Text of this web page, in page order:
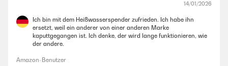
14/01/2026
Ich bin mit dem Heißwasserspender zufrieden. Ich habe ihn
ersetzt, weil ein anderer von einer anderen Marke
kaputtgegangen ist. Ich denke, der wird lange funktionieren, wie
der andere.
Amazon-Benutzer